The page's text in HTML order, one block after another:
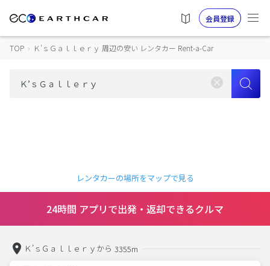
会員登録
TOP › Ｋ’ｓＧａｌｌｅｒｙ 周辺の安い レンタカー Rent-a-Car
レンタカーの場所をマップで見る
24時間 アプリで出発・返却できるクルマ
Ｋ’ｓＧａｌｌｅｒｙから 3355m